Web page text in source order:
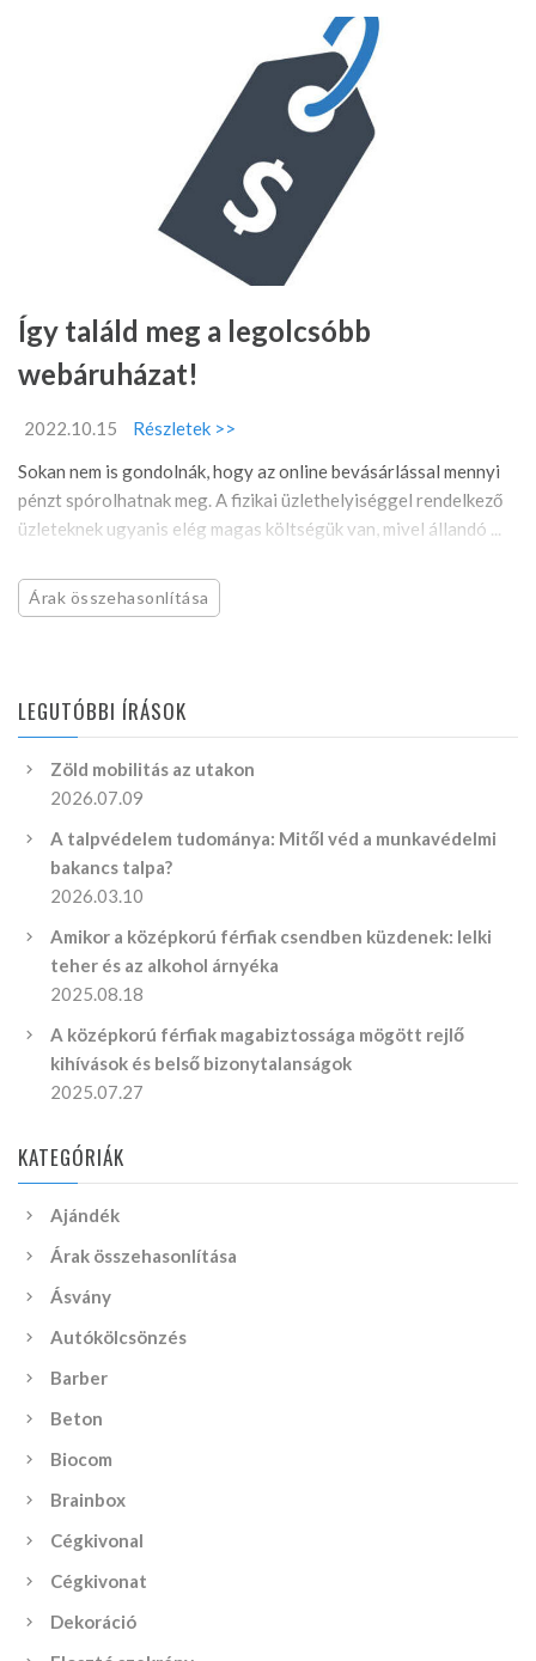
Így találd meg a legolcsóbb
webáruházat!
2022.10.15
Részletek >>
Sokan nem is gondolnák, hogy az online bevásárlással mennyi
pénzt spórolhatnak meg. A fizikai üzlethelyiséggel rendelkező
üzleteknek ugyanis elég magas költségük van, mivel állandó ...
Árak összehasonlítása
LEGUTÓBBI ÍRÁSOK
Zöld mobilitás az utakon
2026.07.09
A talpvédelem tudománya: Mitől véd a munkavédelmi
bakancs talpa?
2026.03.10
Amikor a középkorú férfiak csendben küzdenek: lelki
teher és az alkohol árnyéka
2025.08.18
A középkorú férfiak magabiztossága mögött rejlő
kihívások és belső bizonytalanságok
2025.07.27
KATEGÓRIÁK
Ajándék
Árak összehasonlítása
Ásvány
Autókölcsönzés
Barber
Beton
Biocom
Brainbox
Cégkivonal
Cégkivonat
Dekoráció